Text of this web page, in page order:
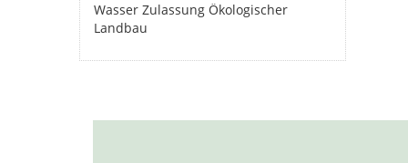
Wasser Zulassung Ökologischer
Landbau